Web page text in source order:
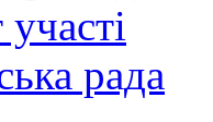
рада